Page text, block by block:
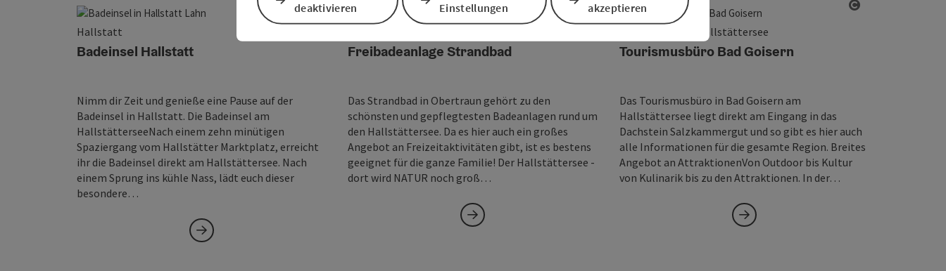
Copyright öffnen
Hallstatt
Badeinsel Hallstatt
Nimm dir Zeit und genieße eine Pause auf der
Badeinsel in Hallstatt. Die Badeinsel am
HallstätterseeNach einem zehn minütigen
Spaziergang vom Hallstätter Marktplatz, erreicht
ihr die Badeinsel direkt am Hallstättersee. Nach
einem Sprung ins kühle Nass, lädt euch dieser
besondere…
Copyright öffnen
Freibadeanlage Strandbad
Das Strandbad in Obertraun gehört zu den
schönsten und gepflegtesten Badeanlagen rund um
den Hallstättersee. Da es hier auch ein großes
Angebot an Freizeitaktivitäten gibt, ist es bestens
geeignet für die ganze Familie! Der Hallstättersee -
dort wird NATUR noch groß…
Bad Goisern am Hallstättersee
Tourismusbüro Bad Goisern
Das Tourismusbüro in Bad Goisern am
Hallstättersee liegt direkt am Eingang in das
Dachstein Salzkammergut und so gibt es hier auch
alle Informationen für die gesamte Region. Breites
Angebot an AttraktionenVon Outdoor bis Kultur
von Kulinarik bis zu den Attraktionen. In der…
deaktivieren
Einstellungen
akzeptieren